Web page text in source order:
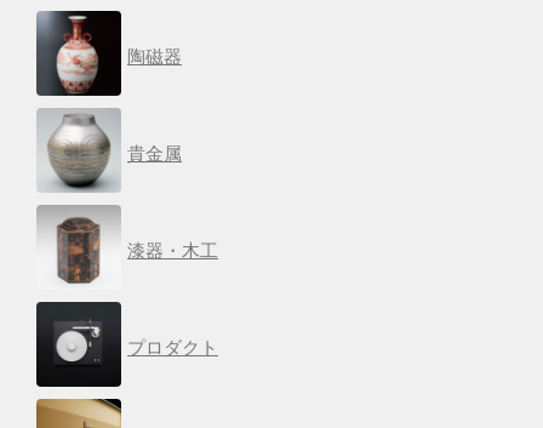
陶磁器
貴金属
漆器・木工
プロダクト